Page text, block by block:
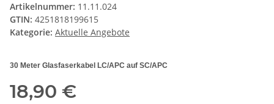
Artikelnummer: 11.11.024
GTIN: 4251818199615
Kategorie: Aktuelle Angebote
30 Meter Glasfaserkabel LC/APC auf SC/APC
18,90 €